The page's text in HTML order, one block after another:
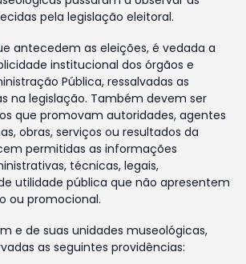
pela legislação eleitoral.
antecedem as eleições, é vedada a
institucional dos órgãos e
Pública, ressalvadas as
na legislação. Também devem ser
que promovam autoridades, agentes
obras, serviços ou resultados da
permitidas as informações
técnicas, legais,
utilidade pública que não apresentem
ou promocional.
e de suas unidades museológicas,
as seguintes providências: